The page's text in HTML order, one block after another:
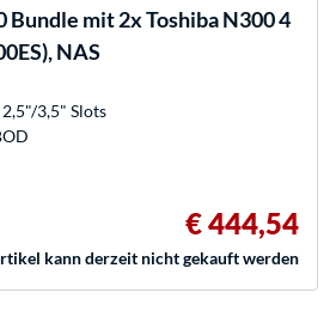
Bundle mit 2x Toshiba N300 4
NAS
3,5" Slots
€ 444,54
kann derzeit nicht gekauft werden